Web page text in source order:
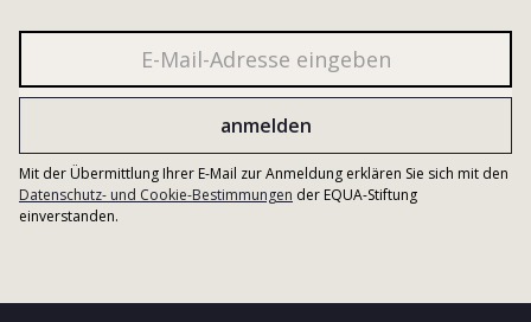
Mit der Übermittlung Ihrer E-Mail zur Anmeldung erklären Sie sich mit den
Datenschutz- und Cookie-Bestimmungen der EQUA-Stiftung
einverstanden.